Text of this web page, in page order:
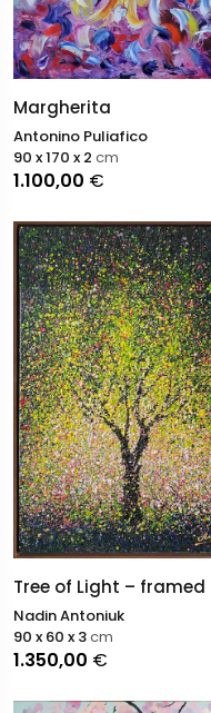
Margherita
Antonino Puliafico
1.100,00 €
90 x 170 x 2 cm
Tree of Light – framed
Nadin Antoniuk
1.350,00 €
90 x 60 x 3cm